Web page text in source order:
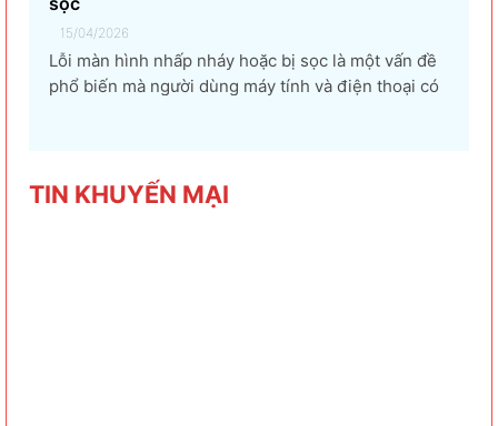
15/04/2026
Lỗi màn hình nhấp nháy hoặc bị sọc là một vấn đề
phổ biến mà người dùng máy tính và điện thoại có
TIN KHUYẾN MẠI